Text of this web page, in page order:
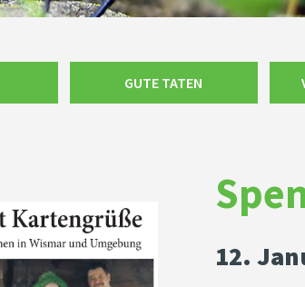
GUTE TATEN
12.